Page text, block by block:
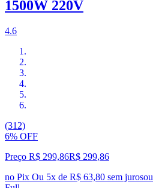
1500W 220V
4.6
(312)
6% OFF
Preço R$ 299,86R$ 299,86
no Pix Ou 5x de R$ 63,80 sem jurosou